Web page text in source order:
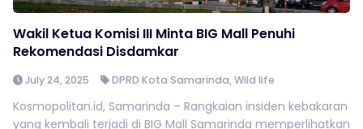
Wakil Ketua Komisi III Minta BIG Mall Penuhi
Rekomendasi Disdamkar
July 24, 2025 DPRD Kota Samarinda,Wild life
Kosmopolitan.id, Samarinda – Rangkaian insiden kebakaran
yang kembali terjadi di BIG Mall Samarinda memperlihatkan